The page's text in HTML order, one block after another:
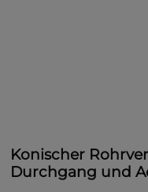
Konischer
Durchgang und